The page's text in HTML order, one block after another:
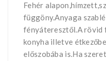
Fehér
függöny.Anyaga
fényáteresztől.A rövid
konyha illetve
előszobába is.Ha